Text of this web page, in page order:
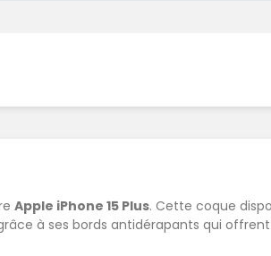
Apple iPhone 15 Plus. Cette coque
à ses bords antidérapants qui